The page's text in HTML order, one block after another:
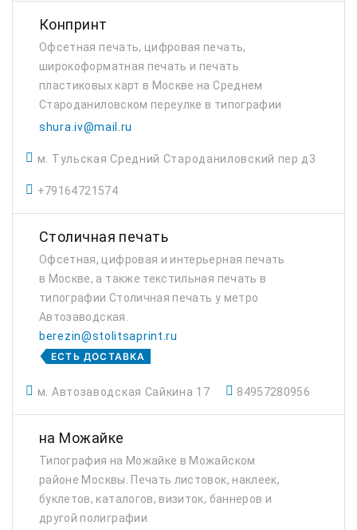
Конпринт
Офсетная печать, цифровая печать,
широкоформатная печать и печать
пластиковых карт в Москве на Среднем
Староданиловском переулке в типографии
Конпринт.
shura.iv@mail.ru
м. Тульская Средний Староданиловский пер д3
+79164721574
Столичная печать
Офсетная, цифровая и интерьерная печать
в Москве, а также текстильная печать в
типографии Столичная печать у метро
Автозаводская.
berezin@stolitsaprint.ru
ЕСТЬ ДОСТАВКА
м. Автозаводская Сайкина 17 84957280956
на Можайке
Типография на Можайке в Можайском
районе Москвы. Печать листовок, наклеек,
буклетов, каталогов, визиток, баннеров и
другой полиграфии.